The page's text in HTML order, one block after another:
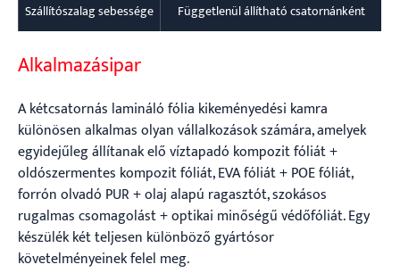
Szállítószalag sebessége Függetlenül állítható csatornánként
Alkalmazásipar
A kétcsatornás lamináló fólia kikeményedési kamra
különösen alkalmas olyan vállalkozások számára, amelyek
egyidejűleg állítanak elő víztapadó kompozit fóliát +
oldószermentes kompozit fóliát, EVA fóliát + POE fóliát,
forrón olvadó PUR + olaj alapú ragasztót, szokásos
rugalmas csomagolást + optikai minőségű védőfóliát. Egy
készülék két teljesen különböző gyártósor
követelményeinek felel meg.